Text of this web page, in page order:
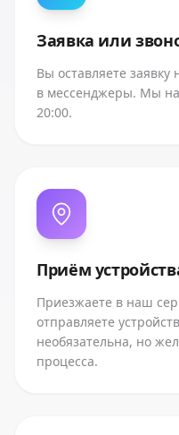
Заявка или
Вы оставляете
в мессенджеры. Мы на
20:00.
Приём
Приезжаете в наш
отправляете
необязательна, но
процесса.